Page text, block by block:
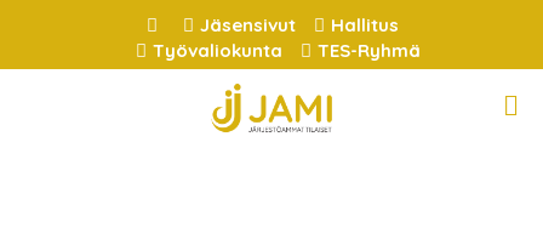
Jäsensivut
Hallitus
Työvaliokunta
TES-Ryhmä